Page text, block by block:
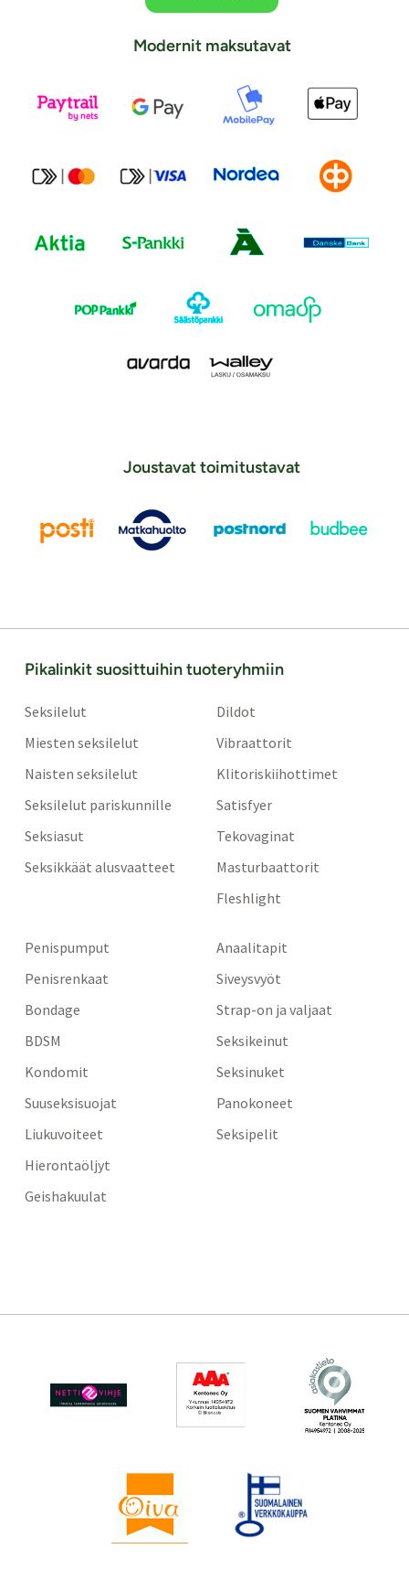
Modernit maksutavat
Joustavat toimitustavat
Pikalinkit suosittuihin tuoteryhmiin
Seksilelut
Miesten seksilelut
Naisten seksilelut
Seksilelut pariskunnille
Seksiasut
Seksikkäät alusvaatteet
Dildot
Vibraattorit
Klitoriskiihottimet
Satisfyer
Tekovaginat
Masturbaattorit
Fleshlight
Penispumput
Penisrenkaat
Bondage
BDSM
Kondomit
Suuseksisuojat
Liukuvoiteet
Hierontaöljyt
Geishakuulat
Anaalitapit
Siveysvyöt
Strap-on ja valjaat
Seksikeinut
Seksinuket
Panokoneet
Seksipelit